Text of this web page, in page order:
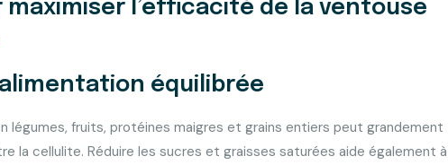
l’efficacité de la ventouse
équilibrée
légumes, fruits, protéines maigres et grains entiers peut grandement
la cellulite. Réduire les sucres et graisses saturées aide également à